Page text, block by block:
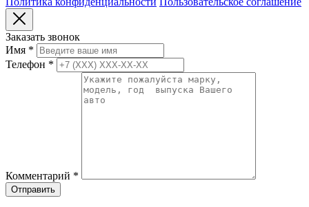
Заказать звонок
Имя *
Телефон *
Комментарий *
Отправить